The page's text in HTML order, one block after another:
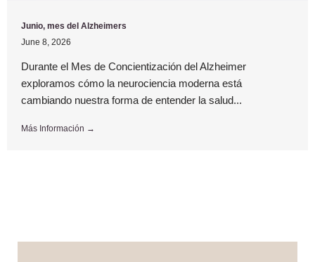
Junio, mes del Alzheimers
June 8, 2026
Durante el Mes de Concientización del Alzheimer
exploramos cómo la neurociencia moderna está
cambiando nuestra forma de entender la salud...
Más Información →